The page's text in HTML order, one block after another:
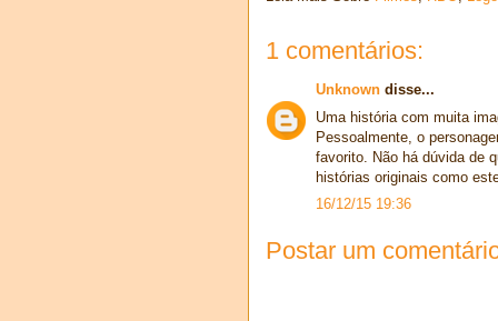
1 comentários:
Unknown disse...
Uma história com muita
Pessoalmente, o
favorito. Não há dúvida de
histórias originais como
16/12/15 19:36
Postar um